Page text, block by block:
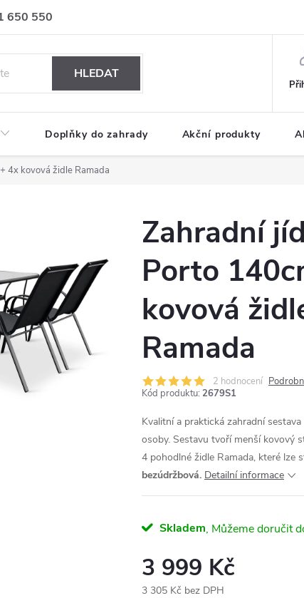
650 550osobních údajů
HLEDAT
Doplňky do zahrady Akční produkty
4x kovová židle Ramada
Zahradní
Porto
kovová
Ramada
2 hodnocení
Kód produktu: 2679S1
Kvalitní a praktická zahradní
osoby. Sestavu tvoří menší kovový
4 pohodlné židle Ramada, které lze
bezúdržbová. Detailní informace
Skladem
3 999 Kč
3 305 Kč bez DPH